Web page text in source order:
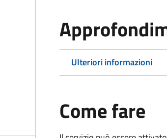
Ulteriori informazioni
Come fare